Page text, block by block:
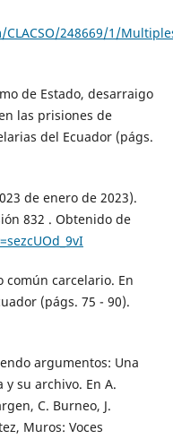
248669/1/
de Estado, desarraigo
las prisiones de
del Ecuador (págs.
de enero de 2023).
832 . Obtenido de
común carcelario. En
(págs. 75 - 90).
argumentos: Una
su archivo. En A.
C. Burneo, J.
Muros: Voces